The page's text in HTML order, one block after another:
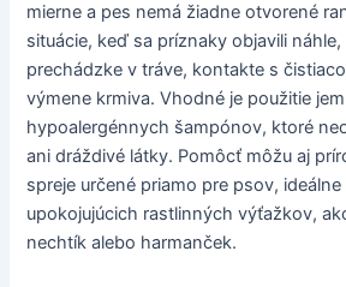
mierne a pes nemá žiadne otvorené
situácie, keď sa príznaky objavili
prechádzke v tráve, kontakte s
výmene krmiva. Vhodné je použitie
hypoalergénnych šampónov, ktoré
ani dráždivé látky. Pomôcť môžu aj
spreje určené priamo pre psov,
upokojujúcich rastlinných výťažkov,
nechtík alebo harmanček.